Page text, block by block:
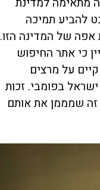
להביע תמיכה
אפה של המדינה הזו.
כי אתר החיפוש
על מרצים
בפומבי. זכות
זה שמממן את אותם